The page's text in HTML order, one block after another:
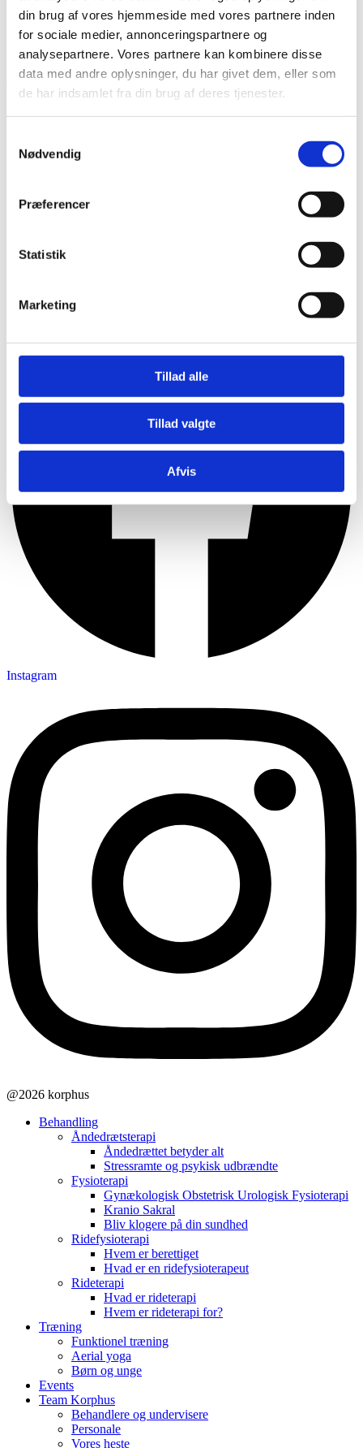
din brug af vores hjemmeside med vores partnere inden
for sociale medier, annonceringspartnere og
analysepartnere. Vores partnere kan kombinere disse
data med andre oplysninger, du har givet dem, eller som
de har indsamlet fra din brug af deres tjenester.
Nødvendig
Præferencer
Statistik
Marketing
Tillad alle
Tillad valgte
Afvis
KORPHUS
Rødbyvej 6b
4930 Maribo
Tlf:
+45 23115758
Mail: info@korphus.dk
CVR 35376933
LINKS
Handelsbetingelser
Bliv en del af Korphus !
Facebook
Instagram
@2026 korphus
Behandling
Åndedrætsterapi
Åndedrættet betyder alt
Stressramte og psykisk udbrændte
Fysioterapi
Gynækologisk Obstetrisk Urologisk Fysioterapi
Kranio Sakral
Bliv klogere på din sundhed
Ridefysioterapi
Hvem er berettiget
Hvad er en ridefysioterapeut
Rideterapi
Hvad er rideterapi
Hvem er rideterapi for?
Træning
Funktionel træning
Aerial yoga
Børn og unge
Events
Team Korphus
Behandlere og undervisere
Personale
Vores heste